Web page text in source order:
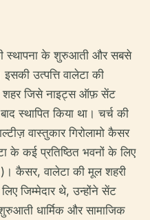
स्थापना के शुरुआती और सबसे
उत्पत्ति वालेटा की
शहर जिसे नाइट्स ऑफ़ सेंट
स्थापित किया था। चर्च की
वास्तुकार गिरोलामो कैसर
के कई प्रतिष्ठित भवनों के लिए
)। कैसर, वालेटा की मूल शहरी
जिम्मेदार थे, उन्होंने सेंट
धार्मिक और सामाजिक